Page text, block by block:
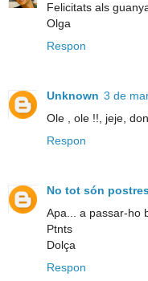
Felicitats als
Olga
Respon
Unknown 3 de
Ole , ole !!, jeje,
Respon
No tot són
Apa... a passar-ho
Ptnts
Dolça
Respon